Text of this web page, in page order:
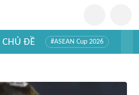
CHỦ ĐỀ #ASEAN Cup 2026